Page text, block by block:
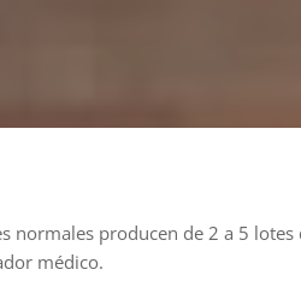
normales producen de 2 a 5
médico.